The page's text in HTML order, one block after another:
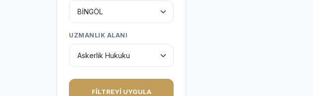
UZMANLIK ALANI
FİLTREYİ UYGULA